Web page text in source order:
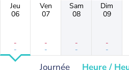
Jeu
06
-
-
Ven
07
-
-
Sam
08
-
-
Dim
09
-
-
Journée Heure /